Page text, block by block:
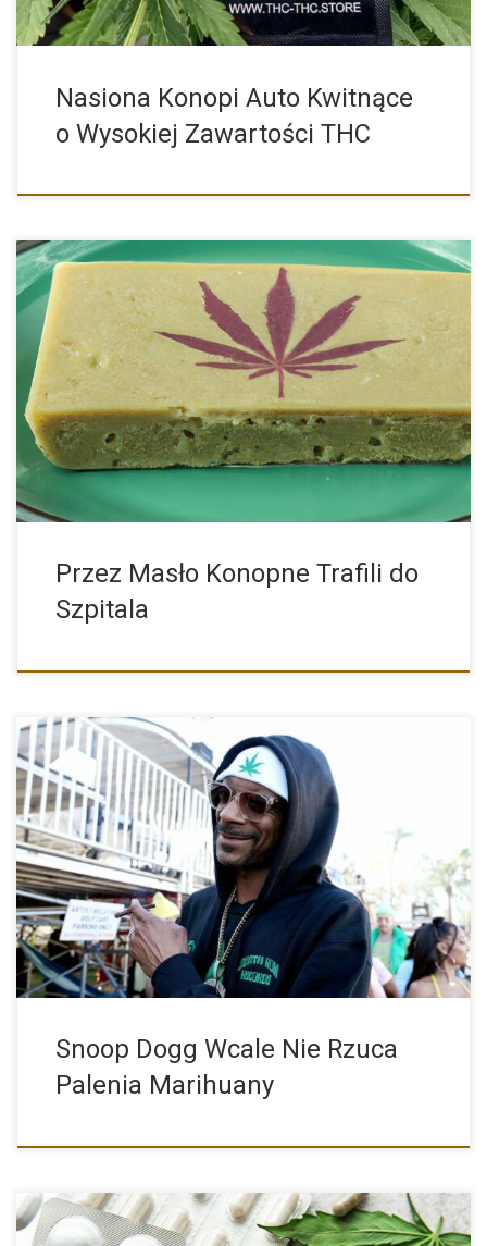
Nasiona Konopi Auto Kwitnące
o Wysokiej Zawartości THC
Szpitalne wizyty z powodu masła konopnego: Co należy
wiedzieć? Masło […]
Przez Masło Konopne Trafili do
Szpitala
Snoop Dogg, legenda hip-hopu i jednocześnie wielki miłośnik
marihuany, niedawno […]
Snoop Dogg Wcale Nie Rzuca
Palenia Marihuany